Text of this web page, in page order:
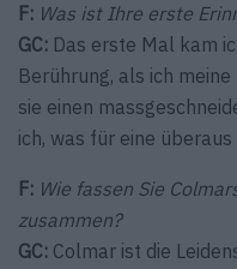
F: Was ist Ihre erste
GC: Das erste Mal kam
Berührung, als ich
sie einen
ich, was für eine
F: Wie fassen Sie
zusammen?
GC: Colmar ist die